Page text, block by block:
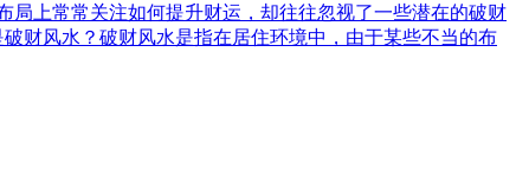
局上常常关注如何提升财运，却往往忽视了一些潜在的破财
财风水？破财风水是指在居住环境中，由于某些不当的布